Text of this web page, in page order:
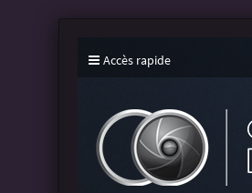
Accès rapide